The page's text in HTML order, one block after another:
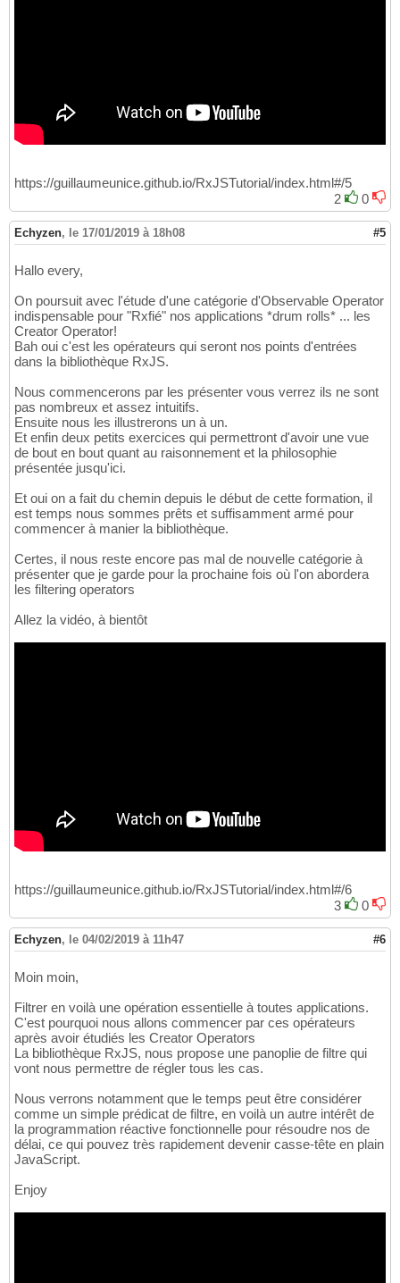
https://guillaumeunice.github.io/RxJSTutorial/index.html#/5
2
0
Echyzen, le 17/01/2019 à 18h08 #5
Hallo every,
On poursuit avec l'étude d'une catégorie d'Observable Operator
indispensable pour "Rxfié" nos applications *drum rolls* ... les
Creator Operator!
Bah oui c'est les opérateurs qui seront nos points d'entrées
dans la bibliothèque RxJS.
Nous commencerons par les présenter vous verrez ils ne sont
pas nombreux et assez intuitifs.
Ensuite nous les illustrerons un à un.
Et enfin deux petits exercices qui permettront d'avoir une vue
de bout en bout quant au raisonnement et la philosophie
présentée jusqu'ici.
Et oui on a fait du chemin depuis le début de cette formation, il
est temps nous sommes prêts et suffisamment armé pour
commencer à manier la bibliothèque.
Certes, il nous reste encore pas mal de nouvelle catégorie à
présenter que je garde pour la prochaine fois où l'on abordera
les filtering operators
Allez la vidéo, à bientôt
https://guillaumeunice.github.io/RxJSTutorial/index.html#/6
3
0
Echyzen, le 04/02/2019 à 11h47 #6
Moin moin,
Filtrer en voilà une opération essentielle à toutes applications.
C'est pourquoi nous allons commencer par ces opérateurs
après avoir étudiés les Creator Operators
La bibliothèque RxJS, nous propose une panoplie de filtre qui
vont nous permettre de régler tous les cas.
Nous verrons notamment que le temps peut être considérer
comme un simple prédicat de filtre, en voilà un autre intérêt de
la programmation réactive fonctionnelle pour résoudre nos de
délai, ce qui pouvez très rapidement devenir casse-tête en plain
JavaScript.
Enjoy